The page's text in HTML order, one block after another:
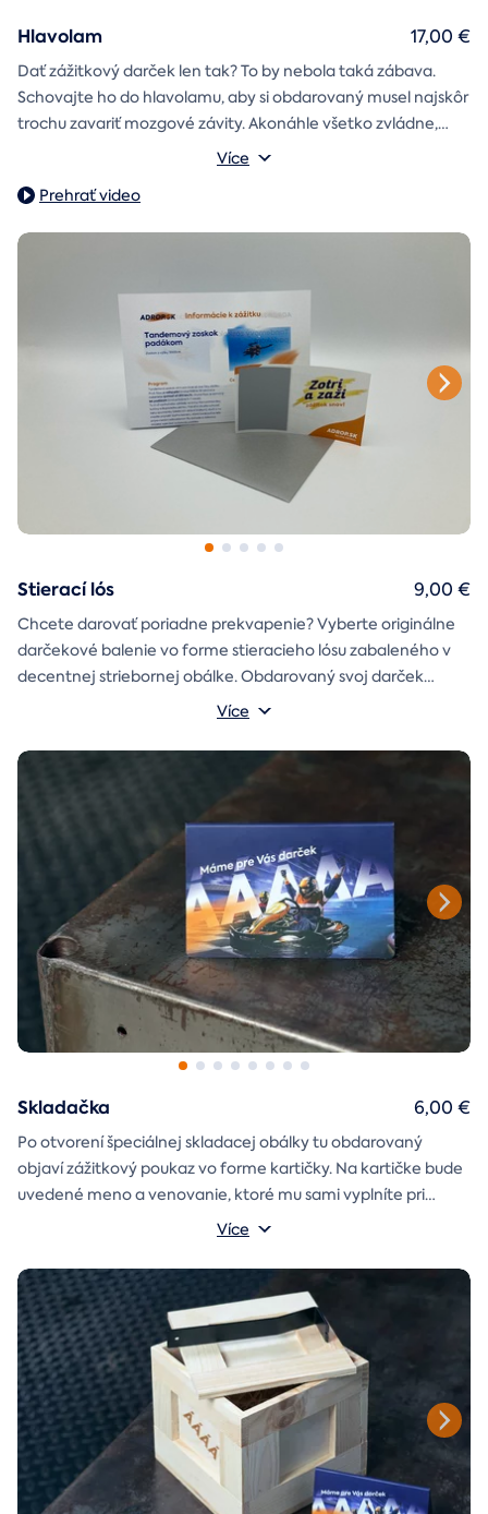
Hlavolam
Dať zážitkový darček len tak? To by nebola taká zábava.
Schovajte ho do hlavolamu, aby si obdarovaný musel najskôr
trochu zavariť mozgové závity. Akonáhle všetko zvládne,
objaví poukaz na zážitok i s vašim venováním.
Vonkajšie rozmery: 15,5 × 8,5 × 5 cm
Více
17,00 €
Prehrať video
Stierací lós
Chcete darovať poriadne prekvapenie? Vyberte originálne
darčekové balenie vo forme stieracieho lósu zabaleného v
decentnej striebornej obálke. Obdarovaný svoj darček
objaví až po chvíľke napätia počas stierania. Jedno je isté, u
Více
9,00 €
Skladačka
Po otvorení špeciálnej skladacej obálky tu obdarovaný
objaví zážitkový poukaz vo forme kartičky. Na kartičke bude
uvedené meno a venovanie, ktoré mu sami vyplníte pri
Více
6,00 €